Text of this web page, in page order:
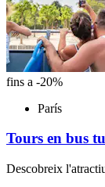
fins a -20%
París
Tours en bus
Descobreix